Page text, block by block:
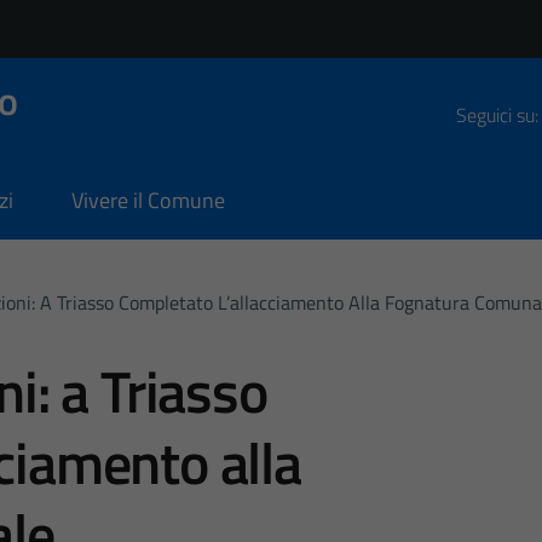
Seguici su:
Vivere il Comune
A Triasso Completato L’allacciamento Alla Fognatura
a Triasso
alla